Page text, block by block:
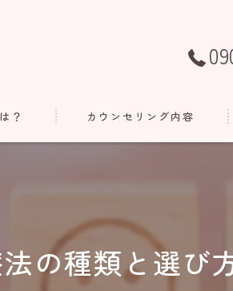
？ カウンセリング内容
の種類と選び